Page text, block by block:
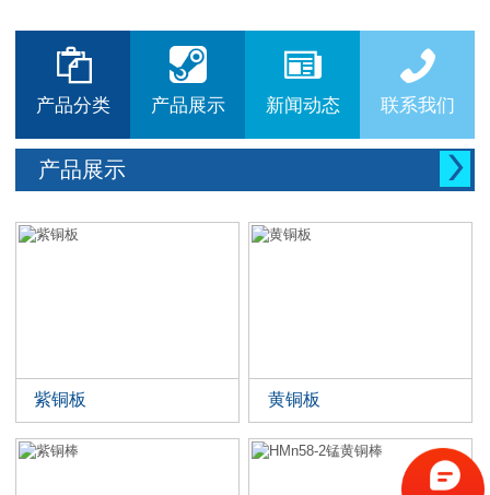



产品分类

产品展示

新闻动态

联系我们
产品展示 
紫铜板 黄铜板